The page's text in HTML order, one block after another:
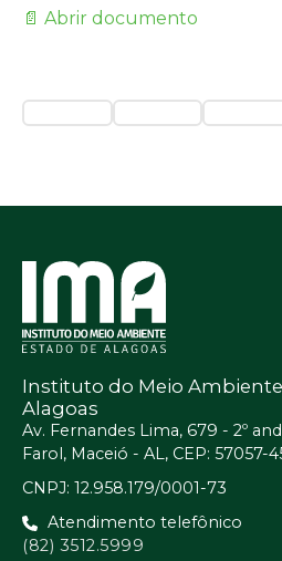
📄 Abrir documento
Instituto do Meio
Alagoas
Av. Fernandes Lima, 679 - 2º
Farol, Maceió - AL, CEP: 57057-
CNPJ: 12.958.179/0001-73
Atendimento telefônico
(82) 3512.5999